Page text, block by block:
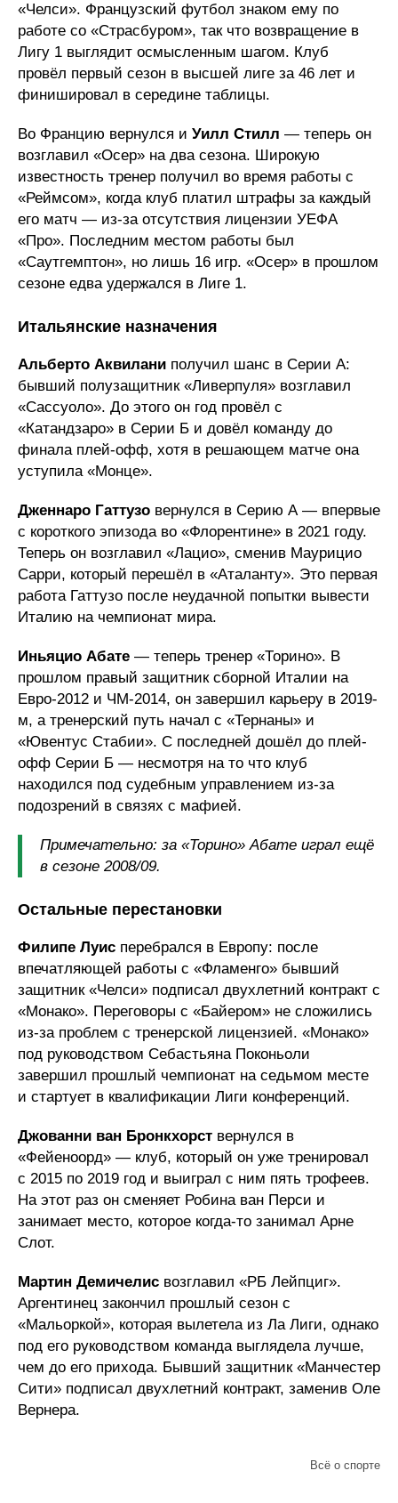
«Челси». Французский футбол знаком ему по
работе со «Страсбуром», так что возвращение в
Лигу 1 выглядит осмысленным шагом. Клуб
провёл первый сезон в высшей лиге за 46 лет и
финишировал в середине таблицы.
Во Францию вернулся и Уилл Стилл — теперь он
возглавил «Осер» на два сезона. Широкую
известность тренер получил во время работы с
«Реймсом», когда клуб платил штрафы за каждый
его матч — из-за отсутствия лицензии УЕФА
«Про». Последним местом работы был
«Саутгемптон», но лишь 16 игр. «Осер» в прошлом
сезоне едва удержался в Лиге 1.
Итальянские назначения
Альберто Аквилани получил шанс в Серии А:
бывший полузащитник «Ливерпуля» возглавил
«Сассуоло». До этого он год провёл с
«Катандзаро» в Серии Б и довёл команду до
финала плей-офф, хотя в решающем матче она
уступила «Монце».
Дженнаро Гаттузо вернулся в Серию А — впервые
с короткого эпизода во «Флорентине» в 2021 году.
Теперь он возглавил «Лацио», сменив Маурицио
Сарри, который перешёл в «Аталанту». Это первая
работа Гаттузо после неудачной попытки вывести
Италию на чемпионат мира.
Иньяцио Абате — теперь тренер «Торино». В
прошлом правый защитник сборной Италии на
Евро-2012 и ЧМ-2014, он завершил карьеру в 2019-
м, а тренерский путь начал с «Тернаны» и
«Ювентус Стабии». С последней дошёл до плей-
офф Серии Б — несмотря на то что клуб
находился под судебным управлением из-за
подозрений в связях с мафией.
Примечательно: за «Торино» Абате играл ещё
в сезоне 2008/09.
Остальные перестановки
Филипе Луис перебрался в Европу: после
впечатляющей работы с «Фламенго» бывший
защитник «Челси» подписал двухлетний контракт с
«Монако». Переговоры с «Байером» не сложились
из-за проблем с тренерской лицензией. «Монако»
под руководством Себастьяна Поконьоли
завершил прошлый чемпионат на седьмом месте
и стартует в квалификации Лиги конференций.
Джованни ван Бронкхорст вернулся в
«Фейеноорд» — клуб, который он уже тренировал
с 2015 по 2019 год и выиграл с ним пять трофеев.
На этот раз он сменяет Робина ван Перси и
занимает место, которое когда-то занимал Арне
Слот.
Мартин Демичелис возглавил «РБ Лейпциг».
Аргентинец закончил прошлый сезон с
«Мальоркой», которая вылетела из Ла Лиги, однако
под его руководством команда выглядела лучше,
чем до его прихода. Бывший защитник «Манчестер
Сити» подписал двухлетний контракт, заменив Оле
Вернера.
Всё о спорте